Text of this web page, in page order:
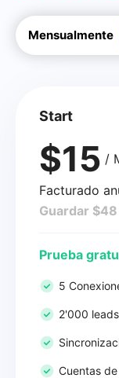
Mensualmente
Start
$15 /
Facturado
Guardar $48
Prueba
5
2'000
Cuentas